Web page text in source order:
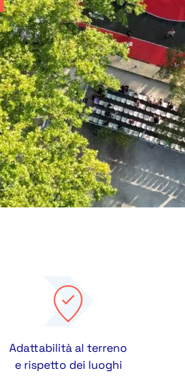
Adattabilità al terreno
e rispetto dei luoghi